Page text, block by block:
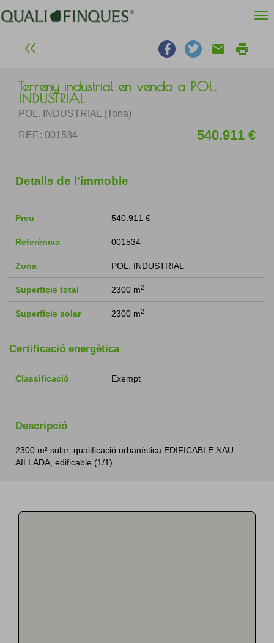
email print
Terreny industrial en venda a POL.
INDUSTRIAL
POL. INDUSTRIAL (Tona)
REF.: 001534 540.911 €
Detalls de l'immoble
Preu 540.911 €
Referència 001534
Zona POL. INDUSTRIAL
Superficie total 2300 m2
Superficie solar 2300 m2
Certificació energètica
Classificació Exempt
Descripció
2300 m² solar, qualificació urbanística EDIFICABLE NAU
AILLADA, edificable (1/1).